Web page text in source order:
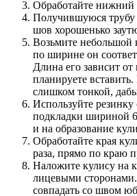
Обработайте
Получившуюся трубу
шов хорошенько
Возьмите небольшой
по ширине он
Длина его зависит
планируете
слишком тонкой,
Используйте
подкладки шириной
и на образование
Обработайте края
раза, прямо по краю
Наложите кулису на
лицевыми
совпадать со швом